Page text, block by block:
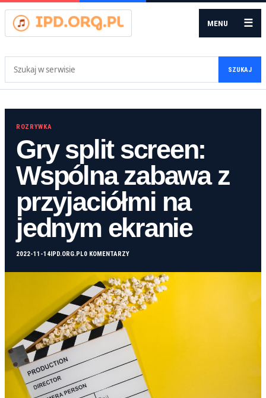
MENU ☰
SZUKAJ
ROZRYWKA
Gry split screen:
Wspólna zabawa z
przyjaciółmi na
jednym ekranie
2022-11-14 IPD.ORG.PL0 KOMENTARZY